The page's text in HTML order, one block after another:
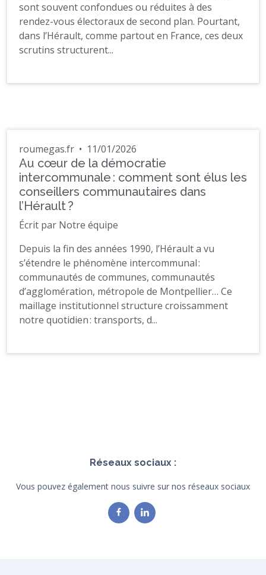
sont souvent confondues ou réduites à des
rendez-vous électoraux de second plan. Pourtant,
dans l’Hérault, comme partout en France, ces deux
scrutins structurent...
roumegas.fr • 11/01/2026
Au cœur de la démocratie
intercommunale : comment sont élus les
conseillers communautaires dans
l’Hérault ?
Écrit par Notre équipe
Depuis la fin des années 1990, l’Hérault a vu
s’étendre le phénomène intercommunal :
communautés de communes, communautés
d’agglomération, métropole de Montpellier… Ce
maillage institutionnel structure croissamment
notre quotidien : transports, d...
Réseaux sociaux :
Vous pouvez également nous suivre sur nos réseaux sociaux